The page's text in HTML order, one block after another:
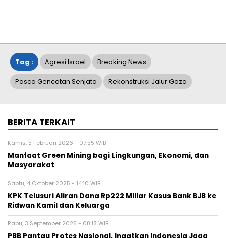
Tag : Agresi Israel Breaking News
Pasca Gencatan Senjata Rekonstruksi Jalur Gaza
BERITA TERKAIT
Kamis, 5 Februari 2026 - 07:55 WIB
Manfaat Green Mining bagi Lingkungan, Ekonomi, dan
Masyarakat
Sabtu, 4 Oktober 2025 - 14:10 WIB
KPK Telusuri Aliran Dana Rp222 Miliar Kasus Bank BJB ke
Ridwan Kamil dan Keluarga
Rabu, 3 September 2025 - 08:18 WIB